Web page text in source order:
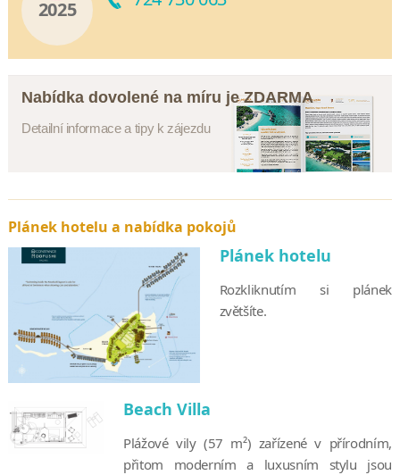
2025
Nabídka dovolené na míru je ZDARMA
Detailní informace a tipy k zájezdu
Plánek hotelu a nabídka pokojů
Plánek hotelu
Rozkliknutím si plánek
zvětšíte.
Beach Villa
Plážové vily (57 m²) zařízené v přírodním,
přitom moderním a luxusním stylu jsou